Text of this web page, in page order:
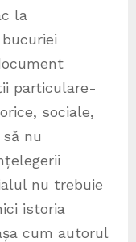
la
particulare-
sociale,
nu
nu trebuie
istoria
cum autorul